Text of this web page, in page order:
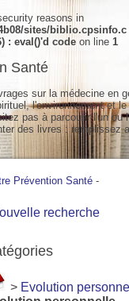
reasons in
sites/biblio.cpsinfo.c
: eval()'d code on line 1
Prévention Santé -
recherche
> Evolution
Santé
sur la médecine en
l'environnement et
pas à parcourir l'un
des livres : remplissez